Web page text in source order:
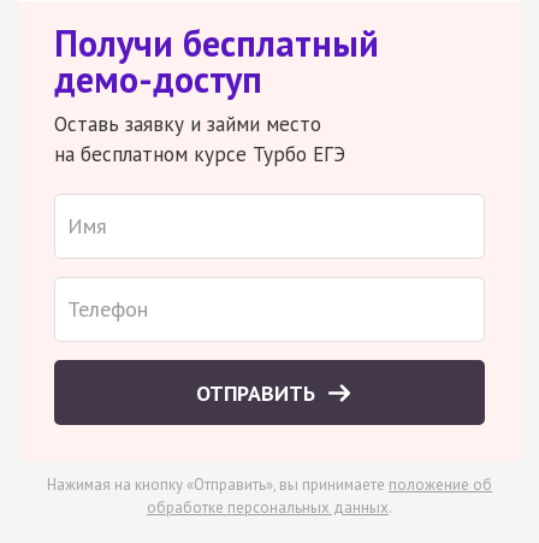
Получи бесплатный
демо-доступ
Оставь заявку и займи место
на бесплатном курсе Турбо ЕГЭ
ОТПРАВИТЬ
Нажимая на кнопку «Отправить», вы принимаете положение об
обработке персональных данных.